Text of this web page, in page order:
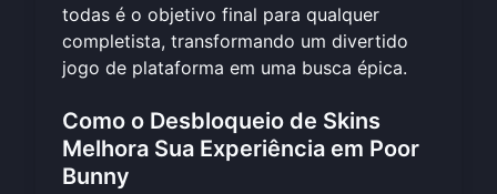
todas é o objetivo final para qualquer
completista, transformando um divertido
jogo de plataforma em uma busca épica.
Como o Desbloqueio de Skins
Melhora Sua Experiência em Poor
Bunny